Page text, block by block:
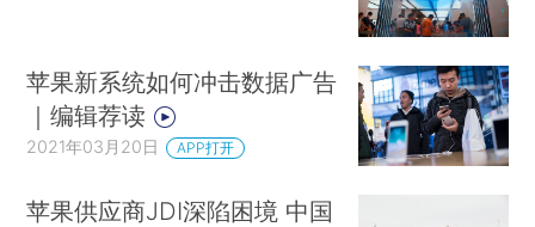
苹果新系统如何冲击数据广告
｜编辑荐读
2021年03月20日 APP打开
苹果供应商JDI深陷困境 中国